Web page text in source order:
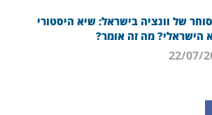
של וונציה בישראל: שיא היסטורי
הישראלי? מה זה אומר?